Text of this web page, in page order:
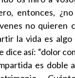
entonces,
no quieren
la vida es
dice así: “dolor
es doble